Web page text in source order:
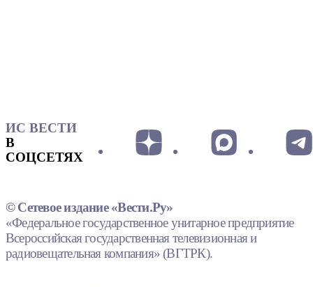
ИС ВЕСТИ
В
СОЦСЕТЯХ
© Сетевое издание «Вести.Ру»
«Федеральное государственное унитарное предприятие
Всероссийская государственная телевизионная и
радиовещательная компания» (ВГТРК).